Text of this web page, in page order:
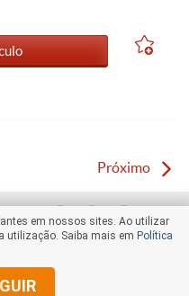
Próximo
em nossos sites. Ao utilizar
utilização. Saiba mais em Política